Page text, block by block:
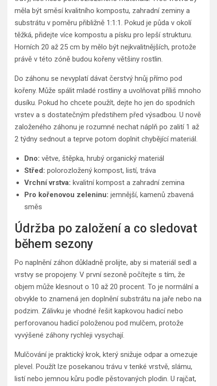
měla být směsí kvalitního kompostu, zahradní zeminy a
substrátu v poměru přibližně 1:1:1. Pokud je půda v okolí
těžká, přidejte více kompostu a písku pro lepší strukturu.
Horních 20 až 25 cm by mělo být nejkvalitnějších, protože
právě v této zóně budou kořeny většiny rostlin.
Do záhonu se nevyplatí dávat čerstvý hnůj přímo pod
kořeny. Může spálit mladé rostliny a uvolňovat příliš mnoho
dusíku. Pokud ho chcete použít, dejte ho jen do spodních
vrstev a s dostatečným předstihem před výsadbou. U nově
založeného záhonu je rozumné nechat náplň po zalití 1 až
2 týdny sednout a teprve potom doplnit chybějící materiál.
Dno: větve, štěpka, hrubý organický materiál
Střed: polorozložený kompost, listí, tráva
Vrchní vrstva: kvalitní kompost a zahradní zemina
Pro kořenovou zeleninu: jemnější, kamenů zbavená
směs
Údržba po založení a co sledovat
během sezony
Po naplnění záhon důkladně prolijte, aby si materiál sedl a
vrstvy se propojeny. V první sezoně počítejte s tím, že
objem může klesnout o 10 až 20 procent. To je normální a
obvykle to znamená jen doplnění substrátu na jaře nebo na
podzim. Zálivku je vhodné řešit kapkovou hadicí nebo
perforovanou hadicí položenou pod mulčem, protože
vyvýšené záhony rychleji vysychají.
Mulčování je praktický krok, který snižuje odpar a omezuje
plevel. Použít lze posekanou trávu v tenké vrstvě, slámu,
listí nebo jemnou kůru podle pěstovaných plodin. U rajčat,